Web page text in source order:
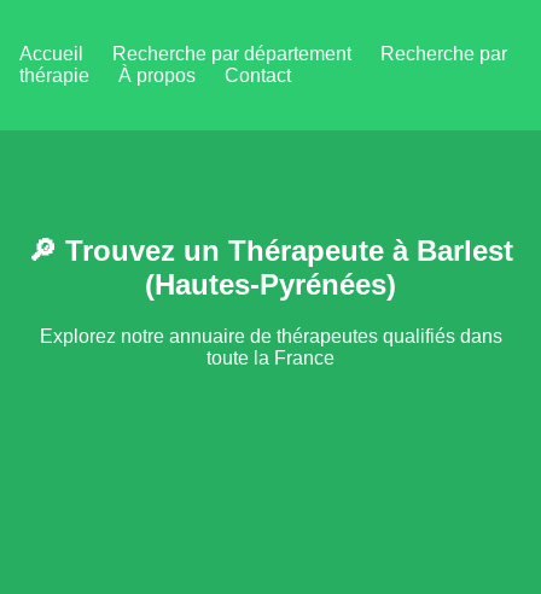
Accueil Recherche par département
Recherche par
thérapie
À propos Contact
🔎 Trouvez un Thérapeute à Barlest
(Hautes-Pyrénées)
Explorez notre annuaire de thérapeutes qualifiés dans
toute la France